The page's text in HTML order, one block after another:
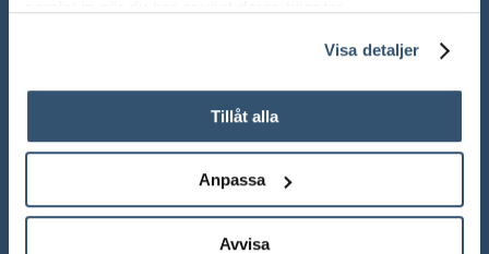
Visa detaljer
Tillåt alla
Anpassa
Avvisa
Röda dagar: Stängt om inget annat anges
Adress: Ådalsvägen 271, 265 90 Åstorp